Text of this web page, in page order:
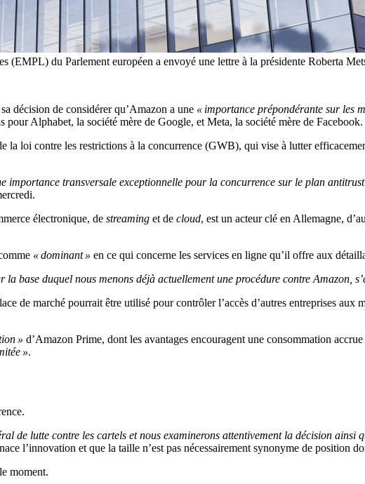
(EMPL) du Parlement européen a envoyé une lettre à la présidente Roberta
décision de considérer qu’Amazon a une « importance prépondérante sur les
pour Alphabet, la société mère de Google, et Meta, la société mère de Facebook.
la loi contre les restrictions à la concurrence (GWB), qui vise à lutter
importance transversale exceptionnelle pour la concurrence sur le plan antitrust
électronique, de streaming et de cloud, est un acteur clé en Allemagne,
« dominant » en ce qui concerne les services en ligne qu’il offre aux
base duquel nous menons déjà actuellement une procédure contre Amazon,
de marché pourrait être utilisé pour contrôler l’accès d’autres entreprises aux
» d’Amazon Prime, dont les avantages encouragent une consommation
».
de lutte contre les cartels et nous examinerons attentivement la décision
l’innovation et que la taille n’est pas nécessairement synonyme de position
moment.